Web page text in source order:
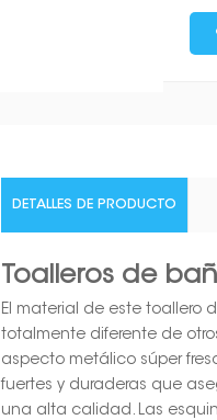
DETALLES DE PRODUCTO
Toalleros de
El material de este toallero
totalmente diferente de
aspecto metálico súper
fuertes y duraderas que
una alta calidad. Las